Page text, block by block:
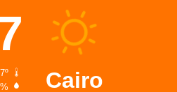
Cairo
38º - 27º